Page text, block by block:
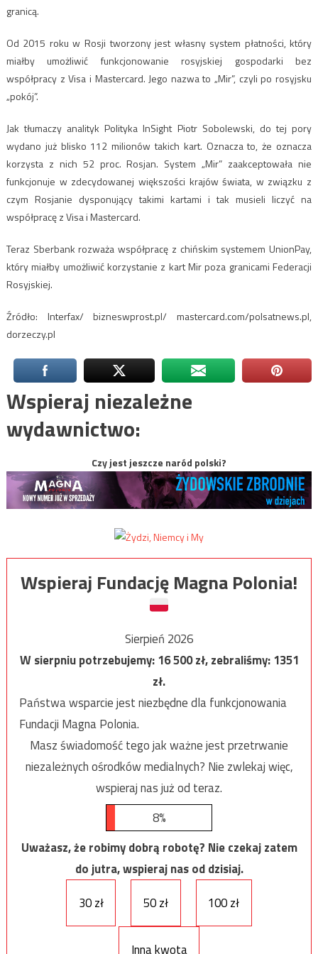
granicą.
Od 2015 roku w Rosji tworzony jest własny system płatności, który
miałby umożliwić funkcjonowanie rosyjskiej gospodarki bez
współpracy z Visa i Mastercard. Jego nazwa to „Mir”, czyli po rosyjsku
„pokój”.
Jak tłumaczy analityk Polityka InSight Piotr Sobolewski, do tej pory
wydano już blisko 112 milionów takich kart. Oznacza to, że oznacza
korzysta z nich 52 proc. Rosjan. System „Mir” zaakceptowała nie
funkcjonuje w zdecydowanej większości krajów świata, w związku z
czym Rosjanie dysponujący takimi kartami i tak musieli liczyć na
współpracę z Visa i Mastercard.
Teraz Sberbank rozważa współpracę z chińskim systemem UnionPay,
który miałby umożliwić korzystanie z kart Mir poza granicami Federacji
Rosyjskiej.
Źródło: Interfax/ bizneswprost.pl/ mastercard.com/polsatnews.pl,
dorzeczy.pl
Wspieraj niezależne
wydawnictwo:
Czy jest jeszcze naród polski?
Wspieraj Fundację Magna Polonia!
Sierpień 2026
W sierpniu potrzebujemy:16 500zł, zebraliśmy:1351
zł.
Państwa wsparcie jest niezbędne dla funkcjonowania
Fundacji Magna Polonia.
Masz świadomość tego jak ważne jest przetrwanie
niezależnych ośrodków medialnych? Nie zwlekaj więc,
wspieraj nas już od teraz.
8%
Uważasz, że robimy dobrą robotę? Nie czekaj zatem
do jutra, wspieraj nas od dzisiaj.
30 zł
50 zł 100 zł
Inna kwota